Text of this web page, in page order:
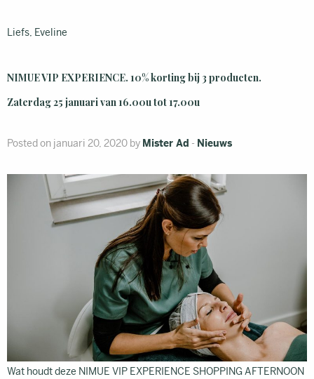
Liefs, Eveline
NIMUE VIP EXPERIENCE. 10% korting bij 3 producten.
Zaterdag 25 januari van 16.00u tot 17.00u
Posted on januari 20, 2020 by Mister Ad - Nieuws
Wat houdt deze NIMUE VIP EXPERIENCE SHOPPING AFTERNOON